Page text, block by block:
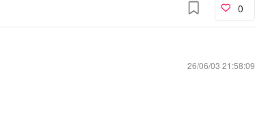
0
26/06/03 21:58:09